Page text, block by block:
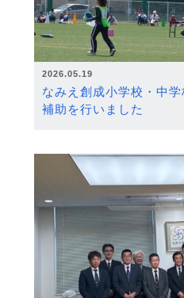
2026.05.19
なみえ創成小学校・中
補助を行いました